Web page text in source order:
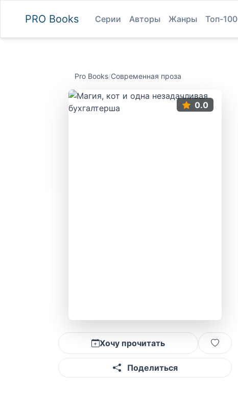
PRO Books Серии Авторы Жанры Топ-100
Pro Books/Современная проза
0.0
Хочу прочитать
Поделиться